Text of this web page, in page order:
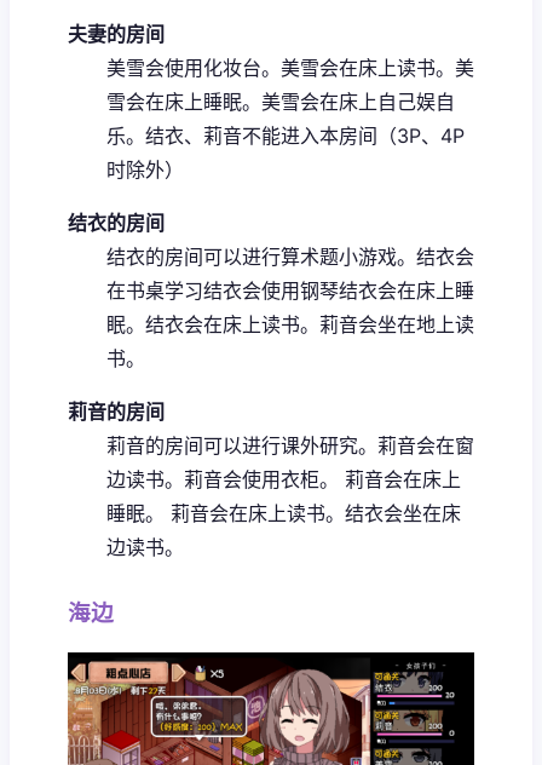
夫妻的房间
美雪会使用化妆台。 美雪会在床上读书。 美
雪会在床上睡眠。 美雪会在床上自己娱自
乐。 结衣、莉音不能进入本房间（3P、4P
时除外）
结衣的房间
结衣的房间可以进行算术题小游戏。 结衣会
在书桌学习结衣会使用钢琴结衣会在床上睡
眠。 结衣会在床上读书。 莉音会坐在地上读
书。
莉音的房间
莉音的房间可以进行课外研究。 莉音会在窗
边读书。 莉音会使用衣柜。
莉音会在床上
睡眠。
莉音会在床上读书。 结衣会坐在床
边读书。
海边